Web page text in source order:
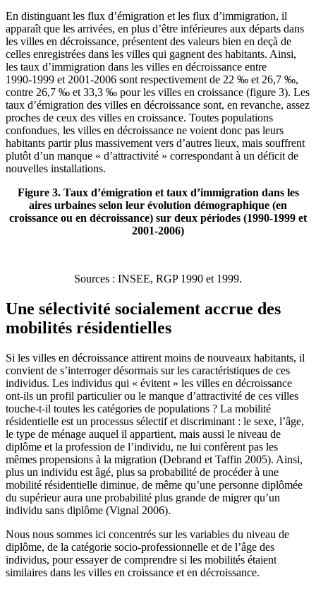
En distinguant les flux d’émigration et les flux d’immigration, il
apparaît que les arrivées, en plus d’être inférieures aux départs dans
les villes en décroissance, présentent des valeurs bien en deçà de
celles enregistrées dans les villes qui gagnent des habitants. Ainsi,
les taux d’immigration dans les villes en décroissance entre
1990‑1999 et 2001‑2006 sont respectivement de 22 ‰ et 26,7 ‰,
contre 26,7 ‰ et 33,3 ‰ pour les villes en croissance (figure 3). Les
taux d’émigration des villes en décroissance sont, en revanche, assez
proches de ceux des villes en croissance. Toutes populations
confondues, les villes en décroissance ne voient donc pas leurs
habitants partir plus massivement vers d’autres lieux, mais souffrent
plutôt d’un manque « d’attractivité » correspondant à un déficit de
nouvelles installations.
Figure 3. Taux d’émigration et taux d’immigration dans les
aires urbaines selon leur évolution démographique (en
croissance ou en décroissance) sur deux périodes (1990‑1999 et
2001‑2006)
Sources : INSEE, RGP 1990 et 1999.
Une sélectivité socialement accrue des
mobilités résidentielles
Si les villes en décroissance attirent moins de nouveaux habitants, il
convient de s’interroger désormais sur les caractéristiques de ces
individus. Les individus qui « évitent » les villes en décroissance
ont-ils un profil particulier ou le manque d’attractivité de ces villes
touche-t-il toutes les catégories de populations ? La mobilité
résidentielle est un processus sélectif et discriminant : le sexe, l’âge,
le type de ménage auquel il appartient, mais aussi le niveau de
diplôme et la profession de l’individu, ne lui confèrent pas les
mêmes propensions à la migration (Debrand et Taffin 2005). Ainsi,
plus un individu est âgé, plus sa probabilité de procéder à une
mobilité résidentielle diminue, de même qu’une personne diplômée
du supérieur aura une probabilité plus grande de migrer qu’un
individu sans diplôme (Vignal 2006).
Nous nous sommes ici concentrés sur les variables du niveau de
diplôme, de la catégorie socio-professionnelle et de l’âge des
individus, pour essayer de comprendre si les mobilités étaient
similaires dans les villes en croissance et en décroissance.